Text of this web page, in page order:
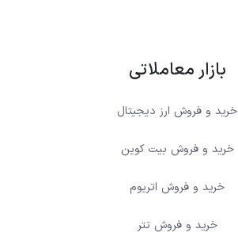
بازار معاملاتی
خرید و فروش ارز دیجیتال
خرید و فروش بیت کوین
خرید و فروش اتریوم
خرید و فروش تتر